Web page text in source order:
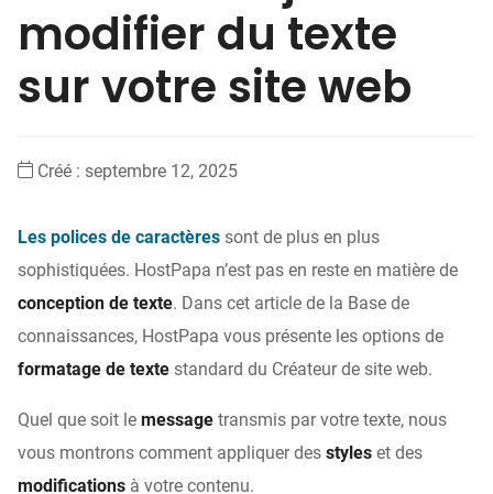
modifier du texte
sur votre site web
Créé : septembre 12, 2025
Les polices de caractères sont de plus en plus
sophistiquées. HostPapa n’est pas en reste en matière de
conception de texte. Dans cet article de la Base de
connaissances, HostPapa vous présente les options de
formatage de texte standard du Créateur de site web.
Quel que soit le message transmis par votre texte, nous
vous montrons comment appliquer des styles et des
modifications à votre contenu.